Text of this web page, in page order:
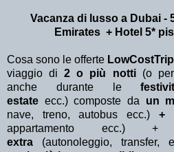
Vacanza di lusso a Dubai -
Emirates + Hotel 5*
Cosa sono le offerte LowCostTrip
viaggio di2 o più notti (o
anche durante le
estate ecc.) composte da un
nave, treno, autobus ecc.) +
appartamento ecc.)
extra (autonoleggio, transfer,